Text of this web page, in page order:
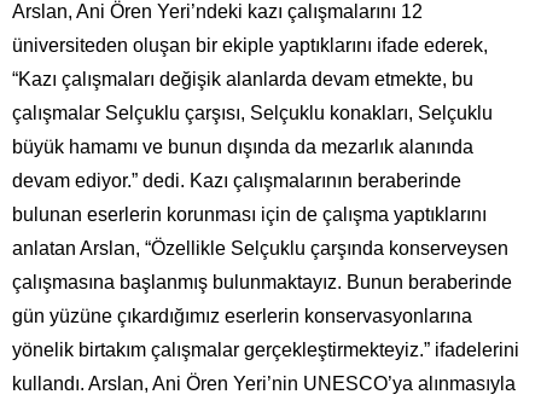
Arslan, Ani Ören Yeri’ndeki kazı çalışmalarını 12
üniversiteden oluşan bir ekiple yaptıklarını ifade ederek,
“Kazı çalışmaları değişik alanlarda devam etmekte, bu
çalışmalar Selçuklu çarşısı, Selçuklu konakları, Selçuklu
büyük hamamı ve bunun dışında da mezarlık alanında
devam ediyor.” dedi. Kazı çalışmalarının beraberinde
bulunan eserlerin korunması için de çalışma yaptıklarını
anlatan Arslan, “Özellikle Selçuklu çarşında konserveysen
çalışmasına başlanmış bulunmaktayız. Bunun beraberinde
gün yüzüne çıkardığımız eserlerin konservasyonlarına
yönelik birtakım çalışmalar gerçekleştirmekteyiz.” ifadelerini
kullandı. Arslan, Ani Ören Yeri’nin UNESCO’ya alınmasıyla